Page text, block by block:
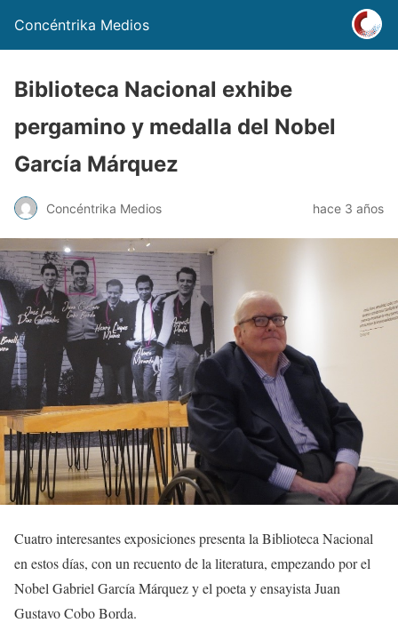
Concéntrika Medios
Biblioteca Nacional exhibe
pergamino y medalla del Nobel
García Márquez
Concéntrika Medios hace 3 años
Cuatro interesantes exposiciones presenta la Biblioteca Nacional
en estos días, con un recuento de la literatura, empezando por el
Nobel Gabriel García Márquez y el poeta y ensayista Juan
Gustavo Cobo Borda.